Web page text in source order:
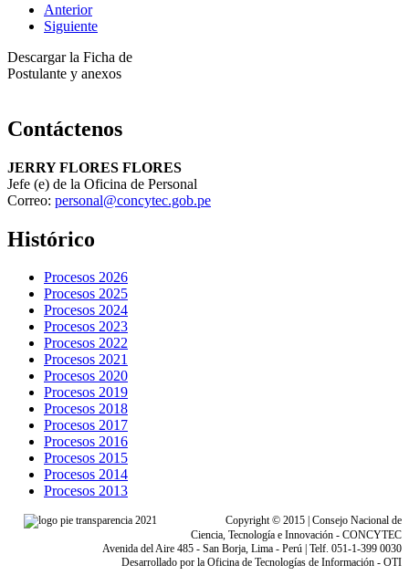
Anterior
Siguiente
Descargar la Ficha de
Postulante y anexos
Contáctenos
JERRY FLORES FLORES
Jefe (e) de la Oficina de Personal
Correo: personal@concytec.gob.pe
Histórico
Procesos 2026
Procesos 2025
Procesos 2024
Procesos 2023
Procesos 2022
Procesos 2021
Procesos 2020
Procesos 2019
Procesos 2018
Procesos 2017
Procesos 2016
Procesos 2015
Procesos 2014
Procesos 2013
Copyright © 2015 | Consejo Nacional de
Ciencia, Tecnología e Innovación - CONCYTEC
Avenida del Aire 485 - San Borja, Lima - Perú | Telf. 051-1-399 0030
Desarrollado por la Oficina de Tecnologías de Información - OTI